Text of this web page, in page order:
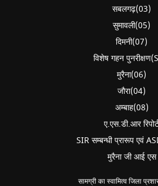
सबलगढ़(03)
सुमावली(05)
दिमनी(07)
विशेष गहन
मुरैना(06)
जौरा(04)
अम्बाह(08)
ए.एस.डी.आर
SIR सम्बन्धी प्रारूप एवं
मुरैना जी आई एस
सामग्री का स्वामित्व जिला